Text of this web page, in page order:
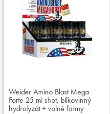
Weider Amino Blast Mega
Forte 25 ml shot, bílkovinný
hydrolyzát + volné formy